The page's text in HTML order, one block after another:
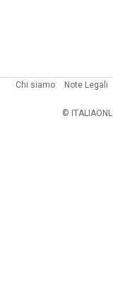
Chi siamo Note Legali
©